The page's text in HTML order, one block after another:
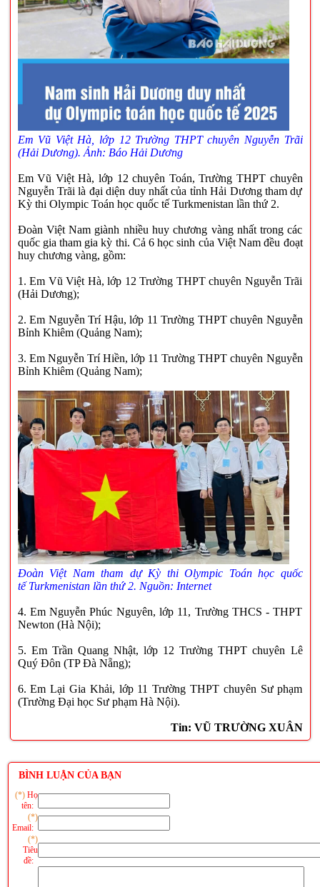
Em Vũ Việt Hà, lớp 12 Trường THPT chuyên Nguyễn Trãi
(Hải Dương). Ảnh: Báo Hải Dương
Em Vũ Việt Hà, lớp 12 chuyên Toán, Trường THPT chuyên
Nguyễn Trãi là đại diện duy nhất của tỉnh Hải Dương tham dự
Kỳ thi Olympic Toán học quốc tế Turkmenistan lần thứ 2.
Đoàn Việt Nam giành nhiều huy chương vàng nhất trong các
quốc gia tham gia kỳ thi. Cả 6 học sinh của Việt Nam đều đoạt
huy chương vàng, gồm:
1. Em Vũ Việt Hà, lớp 12 Trường THPT chuyên Nguyễn Trãi
(Hải Dương);
2. Em Nguyễn Trí Hậu, lớp 11 Trường THPT chuyên Nguyễn
Bỉnh Khiêm (Quảng Nam);
3. Em Nguyễn Trí Hiền, lớp 11 Trường THPT chuyên Nguyễn
Bỉnh Khiêm (Quảng Nam);
Đoàn Việt Nam tham dự Kỳ thi Olympic Toán học quốc
tếTurkmenistan lần thứ 2. Nguồn: Internet
4. Em Nguyễn Phúc Nguyên, lớp 11, Trường THCS - THPT
Newton (Hà Nội);
5. Em Trần Quang Nhật, lớp 12 Trường THPT chuyên Lê
Quý Đôn (TP Đà Nẵng);
6. Em Lại Gia Khải, lớp 11 Trường THPT chuyên Sư phạm
(Trường Đại học Sư phạm Hà Nội).
Tin: VŨ TRƯỜNG XUÂN
BÌNH LUẬN CỦA BẠN
(*) Họ
tên:
(*)
Email:
(*)
Tiêu
đề: